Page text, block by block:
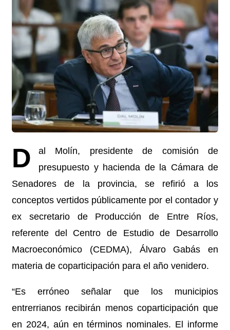
D
al Molín, presidente de comisión de
presupuesto y hacienda de la Cámara de
Senadores de la provincia, se refirió a los
conceptos vertidos públicamente por el contador y
ex secretario de Producción de Entre Ríos,
referente del Centro de Estudio de Desarrollo
Macroeconómico (CEDMA), Álvaro Gabás en
materia de coparticipación para el año venidero.
“Es erróneo señalar que los municipios
entrerrianos recibirán menos coparticipación que
en 2024, aún en términos nominales. El informe